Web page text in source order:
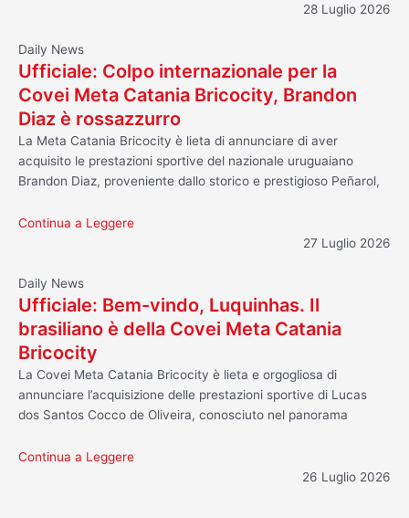
28 Luglio 2026
Daily News
Ufficiale: Colpo internazionale per la
Covei Meta Catania Bricocity, Brandon
Diaz è rossazzurro
La Meta Catania Bricocity è lieta di annunciare di aver
acquisito le prestazioni sportive del nazionale uruguaiano
Brandon Diaz, proveniente dallo storico e prestigioso Peñarol,
Continua a Leggere
27 Luglio 2026
Daily News
Ufficiale: Bem-vindo, Luquinhas. Il
brasiliano è della Covei Meta Catania
Bricocity
La Covei Meta Catania Bricocity è lieta e orgogliosa di
annunciare l’acquisizione delle prestazioni sportive di Lucas
dos Santos Cocco de Oliveira, conosciuto nel panorama
Continua a Leggere
26 Luglio 2026